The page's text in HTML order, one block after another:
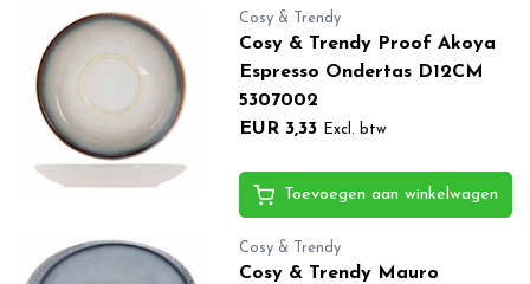
Cosy & Trendy
Cosy & Trendy Proof Akoya
Espresso Ondertas D12CM
5307002
EUR 3,33
Excl. btw
Toevoegen aan winkelwagen
Cosy & Trendy
Cosy & Trendy Mauro